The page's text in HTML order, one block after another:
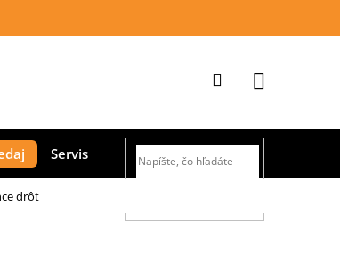
Servis
Prihlásenie
košík
drôt